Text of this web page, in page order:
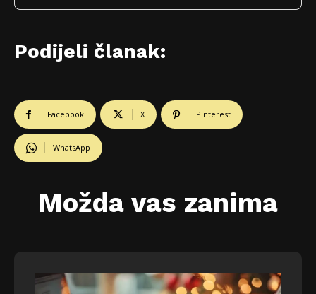
Podijeli članak:
Facebook X Pinterest
WhatsApp
Možda vas zanima